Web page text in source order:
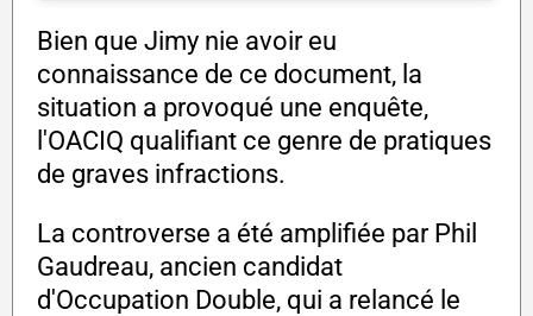
Bien que Jimy nie avoir eu
connaissance de ce document, la
situation a provoqué une enquête,
l'OACIQ qualifiant ce genre de pratiques
de graves infractions.
La controverse a été amplifiée par Phil
Gaudreau, ancien candidat
d'Occupation Double, qui a relancé le